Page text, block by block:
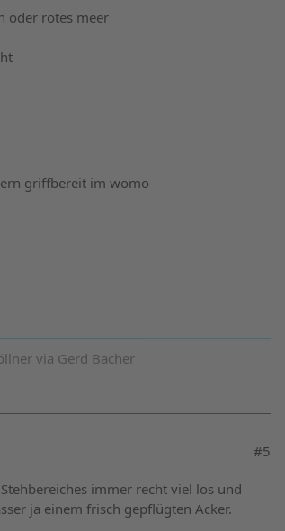
oder rotes meer
griffbereit im womo
via Gerd Bacher
#5
immer recht viel los und
ja einem frisch gepflügten Acker.